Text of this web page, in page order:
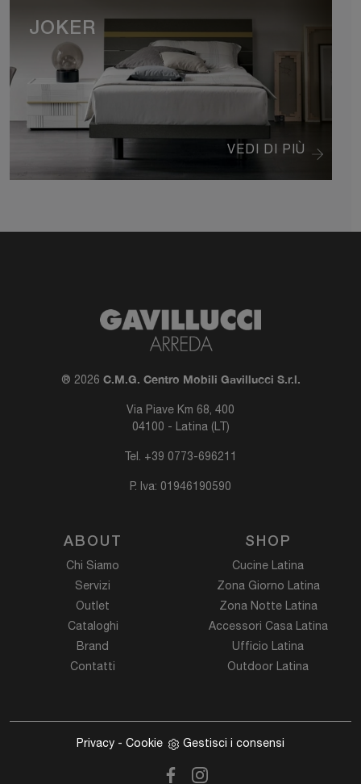
VEDI DI PIÙ
JOKER
® 2026 C.M.G. Centro Mobili Gavillucci S.r.l.
Via Piave Km 68, 400
04100 - Latina (LT)
Tel. +39 0773-696211
P. Iva: 01946190590
ABOUT
Chi Siamo
Servizi
Outlet
Cataloghi
Brand
Contatti
SHOP
Cucine Latina
Zona Giorno Latina
Zona Notte Latina
Accessori Casa Latina
Ufficio Latina
Outdoor Latina
Privacy - Cookie Gestisci i consensi